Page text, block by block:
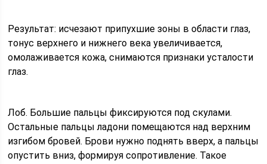
Результат: исчезают припухшие зоны в области глаз,
тонус верхнего и нижнего века увеличивается,
омолаживается кожа, снимаются признаки усталости
глаз.
Лоб. Большие пальцы фиксируются под скулами.
Остальные пальцы ладони помещаются над верхним
изгибом бровей. Брови нужно поднять вверх, а пальцы
опустить вниз, формируя сопротивление. Такое